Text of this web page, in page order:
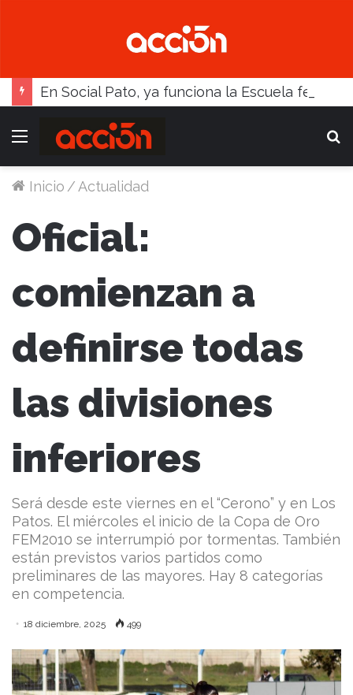
Menú
Inicio /Actualidad
Oficial:
comienzan a
definirse todas
las divisiones
inferiores
Será desde este viernes en el “Cerono” y en Los
Patos. El miércoles el inicio de la Copa de Oro
FEM2010 se interrumpió por tormentas. También
están previstos varios partidos como
preliminares de las mayores. Hay 8 categorías
en competencia.
18 diciembre, 2025 499